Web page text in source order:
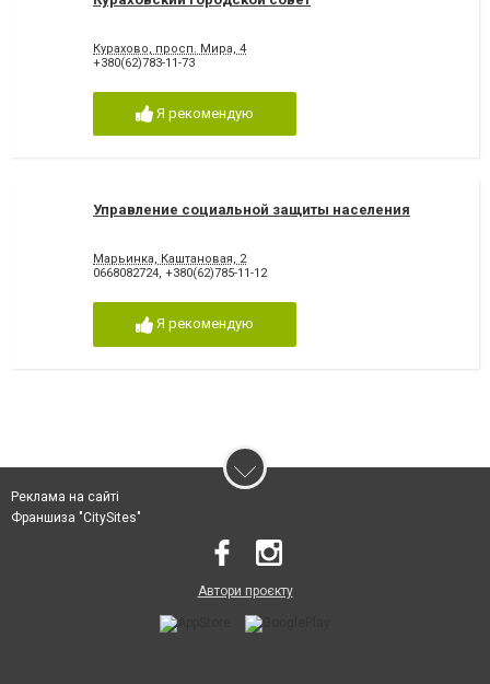
Курахово, просп. Мира, 4
+380(62)783-11-73
Я рекомендую
Управление социальной защиты населения
Марьинка, Каштановая, 2
0668082724, +380(62)785-11-12
Я рекомендую
Реклама на сайті
Франшиза "CitySites"
Автори проєкту